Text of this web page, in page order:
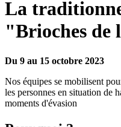
La
"Brioches
Du 9 au 15 octobre 2023
Nos équipes se mobilisent
les personnes en situation de
moments d'évasion